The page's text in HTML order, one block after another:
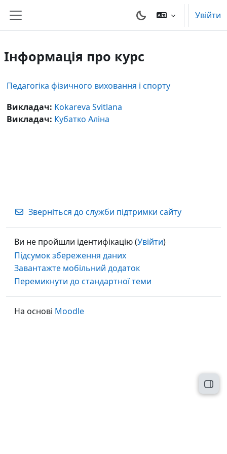
Бокова панель
Увійти
Інформація про курс
Педагогіка фізичного виховання і спорту
Викладач: Kokareva Svitlana
Викладач: Кубатко Аліна
Зверніться до служби підтримки сайту
Ви не пройшли ідентифікацію (Увійти)
Підсумок збереження даних
Завантажте мобільний додаток
Перемикнути до стандартної теми
На основі Moodle